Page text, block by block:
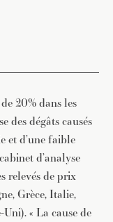
20% dans les
des dégâts causés
et d’une faible
d’analyse
relevés de prix
Grèce, Italie,
« La cause de